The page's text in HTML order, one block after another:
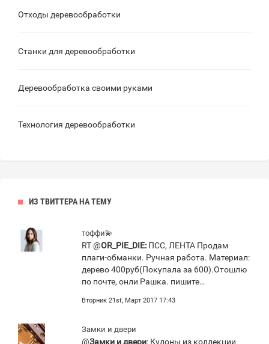
Отходы деревообработки
Станки для деревообработки
Деревообработка своими руками
Технология деревообработки
ИЗ ТВИТТЕРА НА ТЕМУ
тоффи💫
RT @OR_PIE_DIE: ПСС, ЛЕНТА Продам
плаги-обманки. Ручная работа. Материал:
дерево 400руб(Покупала за 600).Отошлю
по почте, онли Рашка. пишите…
Вторник 21st, Март 2017 17:43
Замки и двери
@Замки и двери: Кулоны из коллекции